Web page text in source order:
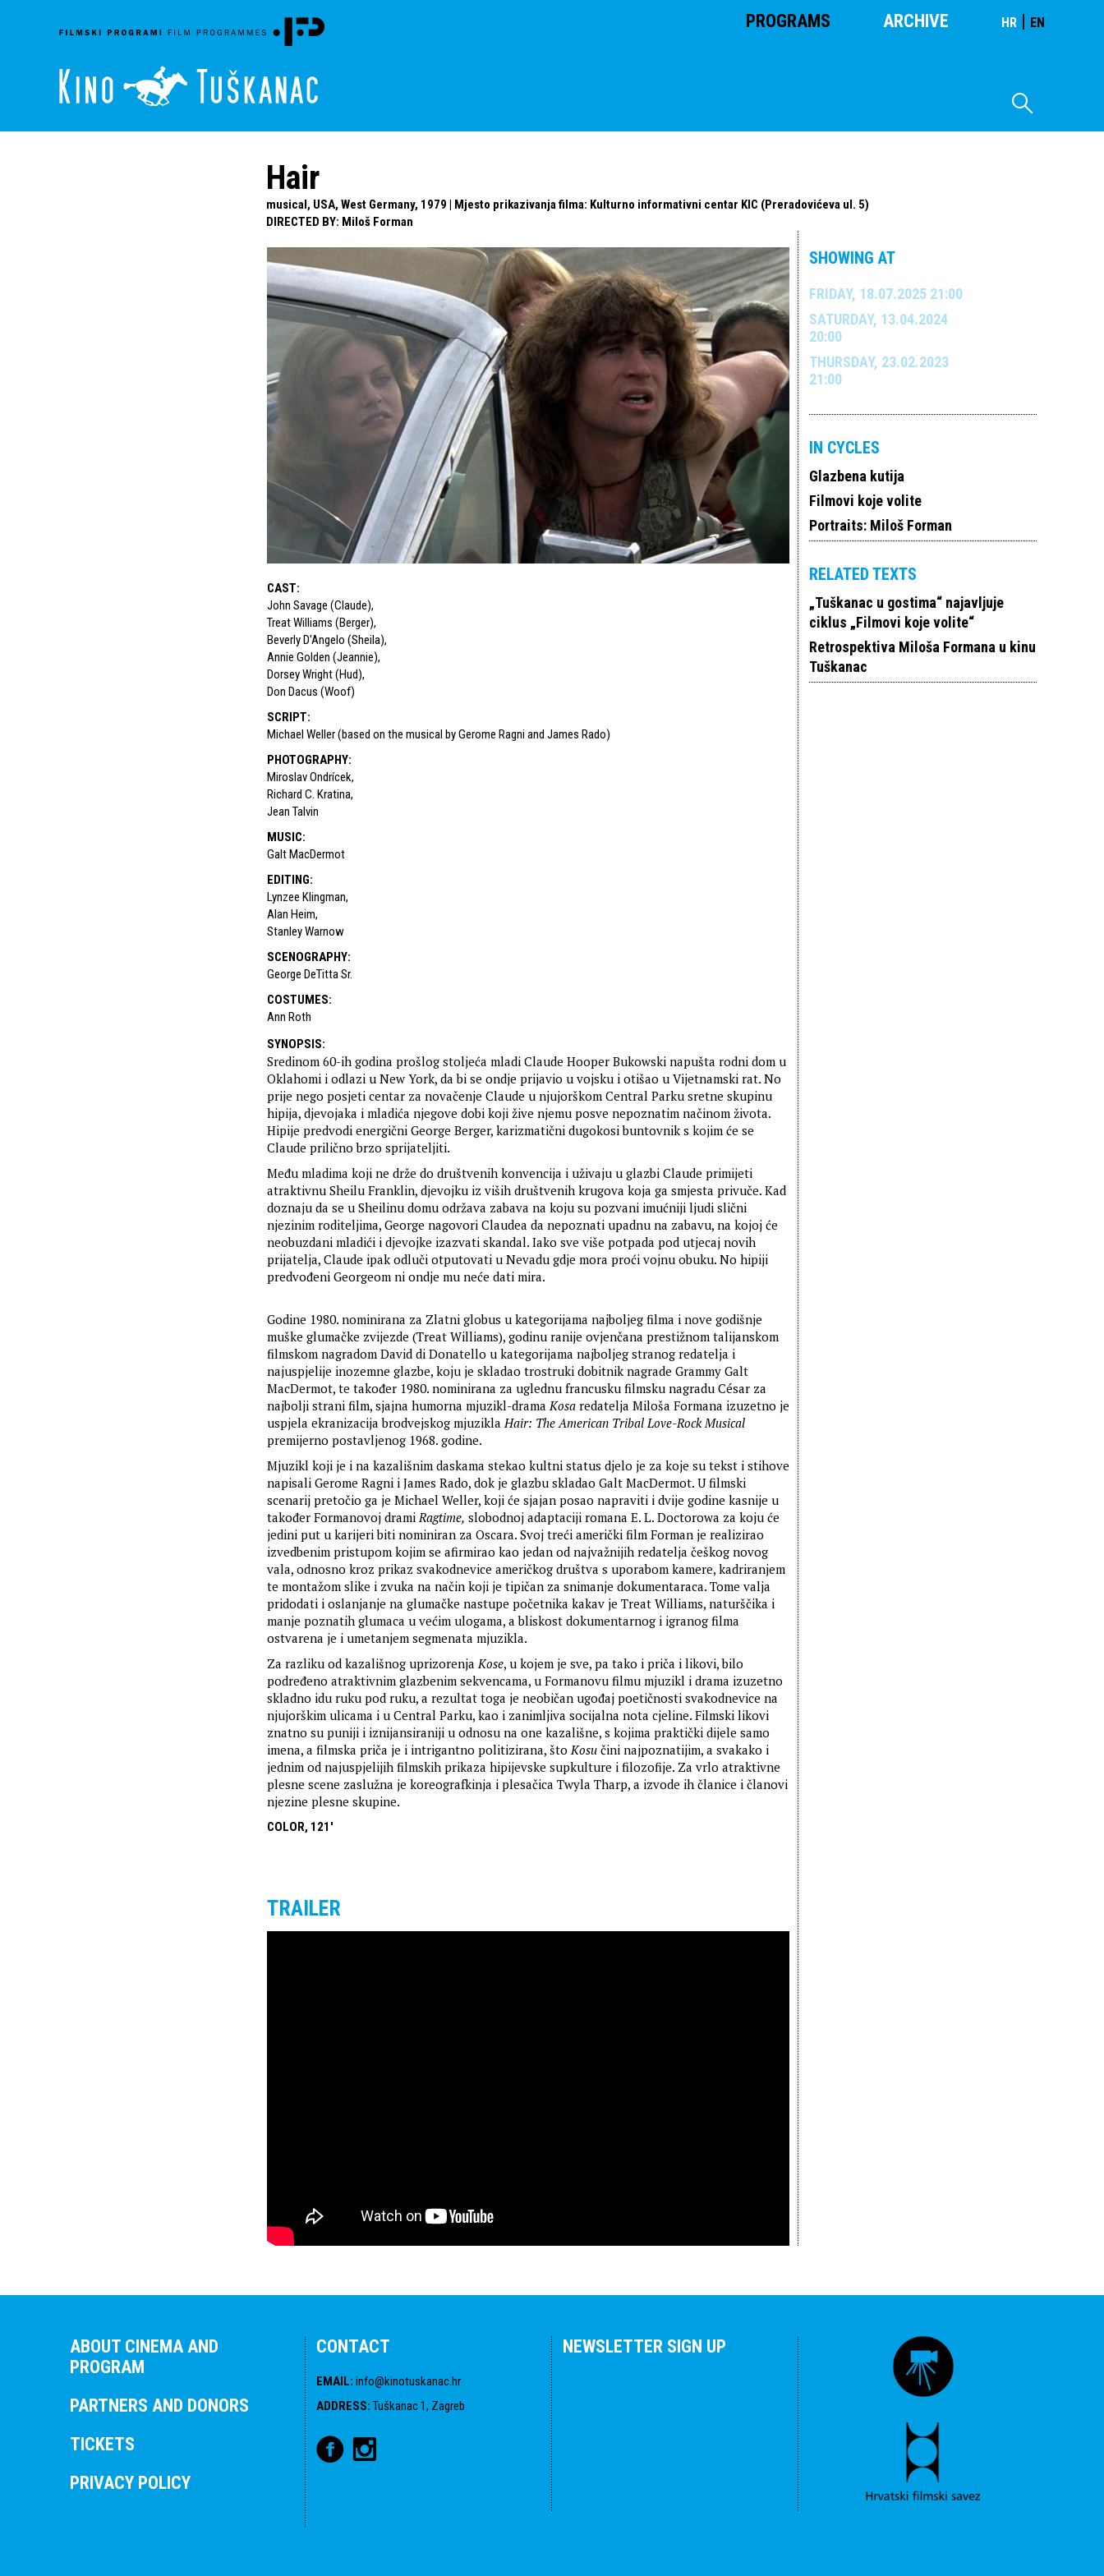
PROGRAMS ARCHIVE HR | EN
Hair
musical, USA, West Germany, 1979 | Mjesto prikazivanja filma: Kulturno informativni centar KIC (Preradovićeva ul. 5)
DIRECTED BY: Miloš Forman
CAST:
John Savage (Claude),
Treat Williams (Berger),
Beverly D'Angelo (Sheila),
Annie Golden (Jeannie),
Dorsey Wright (Hud),
Don Dacus (Woof)
SCRIPT:
Michael Weller (based on the musical by Gerome Ragni and James Rado)
PHOTOGRAPHY:
Miroslav Ondrícek,
Richard C. Kratina,
Jean Talvin
MUSIC:
Galt MacDermot
EDITING:
Lynzee Klingman,
Alan Heim,
Stanley Warnow
SCENOGRAPHY:
George DeTitta Sr.
COSTUMES:
Ann Roth
SYNOPSIS:
Sredinom 60-ih godina prošlog stoljeća mladi Claude Hooper Bukowski napušta rodni dom u
Oklahomi i odlazi u New York, da bi se ondje prijavio u vojsku i otišao u Vijetnamski rat. No
prije nego posjeti centar za novačenje Claude u njujorškom Central Parku sretne skupinu
hipija, djevojaka i mladića njegove dobi koji žive njemu posve nepoznatim načinom života.
Hipije predvodi energični George Berger, karizmatični dugokosi buntovnik s kojim će se
Claude prilično brzo sprijateljiti.
Među mladima koji ne drže do društvenih konvencija i uživaju u glazbi Claude primijeti
atraktivnu Sheilu Franklin, djevojku iz viših društvenih krugova koja ga smjesta privuče. Kad
doznaju da se u Sheilinu domu održava zabava na koju su pozvani imućniji ljudi slični
njezinim roditeljima, George nagovori Claudea da nepoznati upadnu na zabavu, na kojoj će
neobuzdani mladići i djevojke izazvati skandal. Iako sve više potpada pod utjecaj novih
prijatelja, Claude ipak odluči otputovati u Nevadu gdje mora proći vojnu obuku. No hipiji
predvođeni Georgeom ni ondje mu neće dati mira.
Godine 1980. nominirana za Zlatni globus u kategorijama najboljeg filma i nove godišnje
muške glumačke zvijezde (Treat Williams), godinu ranije ovjenčana prestižnom talijanskom
filmskom nagradom David di Donatello u kategorijama najboljeg stranog redatelja i
najuspjelije inozemne glazbe, koju je skladao trostruki dobitnik nagrade Grammy Galt
MacDermot, te također 1980. nominirana za uglednu francusku filmsku nagradu César za
najbolji strani film, sjajna humorna mjuzikl-dramaKosa redatelja Miloša Formana izuzetno je
uspjela ekranizacija brodvejskog mjuziklaHair: The American Tribal Love-Rock Musical
premijerno postavljenog 1968. godine.
Mjuzikl koji je i na kazališnim daskama stekao kultni status djelo je za koje su tekst i stihove
napisali Gerome Ragni i James Rado, dok je glazbu skladao Galt MacDermot. U filmski
scenarij pretočio ga je Michael Weller, koji će sjajan posao napraviti i dvije godine kasnije u
također Formanovoj dramiRagtime, slobodnoj adaptaciji romana E. L. Doctorowa za koju će
jedini put u karijeri biti nominiran za Oscara. Svoj treći američki film Forman je realizirao
izvedbenim pristupom kojim se afirmirao kao jedan od najvažnijih redatelja češkog novog
vala, odnosno kroz prikaz svakodnevice američkog društva s uporabom kamere, kadriranjem
te montažom slike i zvuka na način koji je tipičan za snimanje dokumentaraca. Tome valja
pridodati i oslanjanje na glumačke nastupe početnika kakav je Treat Williams, naturščika i
manje poznatih glumaca u većim ulogama, a bliskost dokumentarnog i igranog filma
ostvarena je i umetanjem segmenata mjuzikla.
Za razliku od kazališnog uprizorenjaKose, u kojem je sve, pa tako i priča i likovi, bilo
podređeno atraktivnim glazbenim sekvencama, u Formanovu filmu mjuzikl i drama izuzetno
skladno idu ruku pod ruku, a rezultat toga je neobičan ugođaj poetičnosti svakodnevice na
njujorškim ulicama i u Central Parku, kao i zanimljiva socijalna nota cjeline. Filmski likovi
znatno su puniji i iznijansiraniji u odnosu na one kazališne, s kojima praktički dijele samo
imena, a filmska priča je i intrigantno politizirana, štoKosu čini najpoznatijim, a svakako i
jednim od najuspjelijih filmskih prikaza hipijevske supkulture i filozofije. Za vrlo atraktivne
plesne scene zaslužna je koreografkinja i plesačica Twyla Tharp, a izvode ih članice i članovi
njezine plesne skupine.
COLOR, 121'
TRAILER
SHOWING AT
FRIDAY, 18.07.2025 21:00
SATURDAY, 13.04.2024
20:00
THURSDAY, 23.02.2023
21:00
IN CYCLES
Glazbena kutija
Filmovi koje volite
Portraits: Miloš Forman
RELATED TEXTS
„Tuškanac u gostima“ najavljuje
ciklus „Filmovi koje volite“
Retrospektiva Miloša Formana u kinu
Tuškanac
ABOUT CINEMA AND
PROGRAM
PARTNERS AND DONORS
TICKETS
PRIVACY POLICY
CONTACT
EMAIL: info@kinotuskanac.hr
ADDRESS: Tuškanac 1, Zagreb
NEWSLETTER SIGN UP